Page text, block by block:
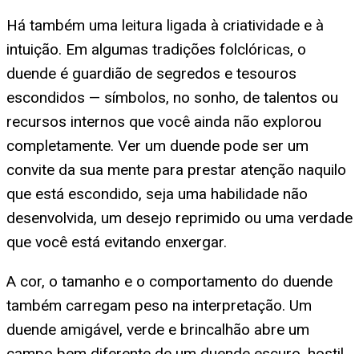
Há também uma leitura ligada à criatividade e à
intuição. Em algumas tradições folclóricas, o
duende é guardião de segredos e tesouros
escondidos — símbolos, no sonho, de talentos ou
recursos internos que você ainda não explorou
completamente. Ver um duende pode ser um
convite da sua mente para prestar atenção naquilo
que está escondido, seja uma habilidade não
desenvolvida, um desejo reprimido ou uma verdade
que você está evitando enxergar.
A cor, o tamanho e o comportamento do duende
também carregam peso na interpretação. Um
duende amigável, verde e brincalhão abre um